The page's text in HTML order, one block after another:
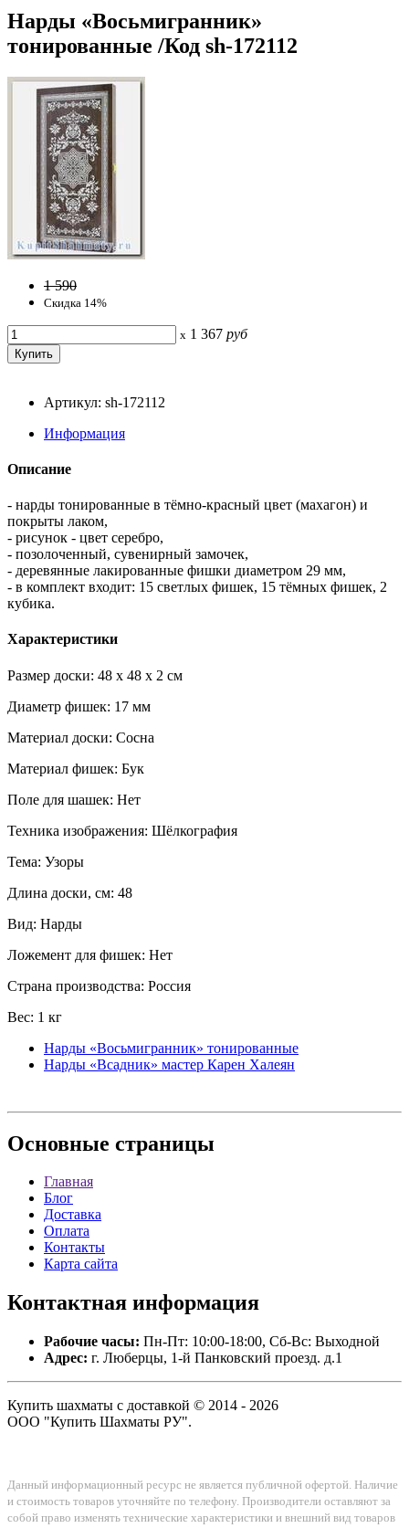
Нарды «Восьмигранник»
тонированные /Код sh-172112
1 590
Скидка 14%
x 1 367 руб
Артикул: sh-172112
Информация
Описание
- нарды тонированные в тёмно-красный цвет (махагон) и
покрыты лаком,
- рисунок - цвет серебро,
- позолоченный, сувенирный замочек,
- деревянные лакированные фишки диаметром 29 мм,
- в комплект входит: 15 светлых фишек, 15 тёмных фишек, 2
кубика.
Характеристики
Размер доски: 48 x 48 x 2 см
Диаметр фишек: 17 мм
Материал доски: Сосна
Материал фишек: Бук
Поле для шашек: Нет
Техника изображения: Шёлкография
Тема: Узоры
Длина доски, см: 48
Вид: Нарды
Ложемент для фишек: Нет
Страна производства: Россия
Вес: 1 кг
Нарды «Восьмигранник» тонированные
Нарды «Всадник» мастер Карен Халеян
Основные страницы
Главная
Блог
Доставка
Оплата
Контакты
Карта сайта
Контактная информация
Рабочие часы: Пн-Пт: 10:00-18:00, Сб-Вс: Выходной
Адрес: г. Люберцы, 1-й Панковский проезд. д.1
Купить шахматы с доставкой © 2014 - 2026
ООО "Купить Шахматы РУ".
Данный информационный ресурс не является публичной офертой. Наличие
и стоимость товаров уточняйте по телефону. Производители оставляют за
собой право изменять технические характеристики и внешний вид товаров